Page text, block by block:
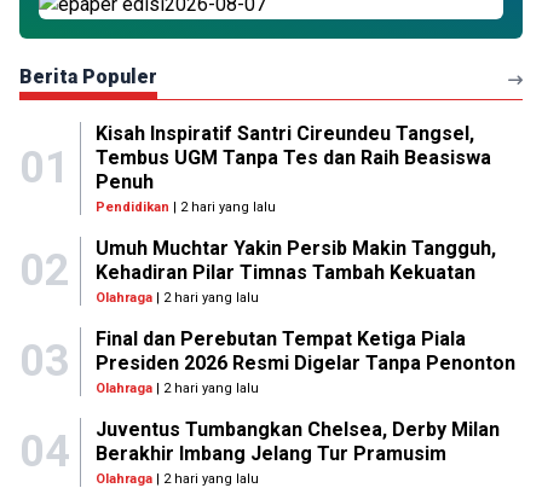
Berita Populer
01
Kisah Inspiratif Santri Cireundeu Tangsel,
Tembus UGM Tanpa Tes dan Raih Beasiswa
Penuh
Pendidikan | 2 hari yang lalu
02
Umuh Muchtar Yakin Persib Makin Tangguh,
Kehadiran Pilar Timnas Tambah Kekuatan
Olahraga| 2 hari yang lalu
03
Final dan Perebutan Tempat Ketiga Piala
Presiden 2026 Resmi Digelar Tanpa Penonton
Olahraga| 2 hari yang lalu
04
Juventus Tumbangkan Chelsea, Derby Milan
Berakhir Imbang Jelang Tur Pramusim
Olahraga| 2 hari yang lalu